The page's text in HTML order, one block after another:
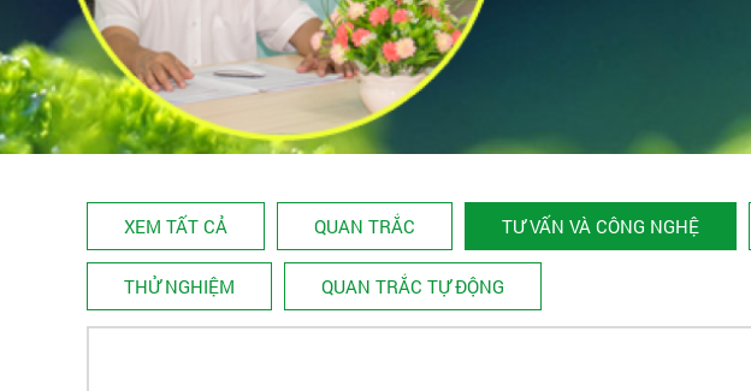
XEM TẤT CẢ QUAN TRẮC TƯ VẤN VÀ CÔNG NGHỆ
THỬ NGHIỆM QUAN TRẮC TỰ ĐỘNG